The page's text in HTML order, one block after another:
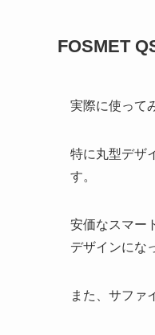
FOSMET
実際に使って
特に丸型デザ
す。
安価なスマー
デザインにな
また、サファ